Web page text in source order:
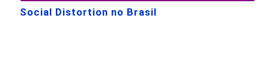
Social Distortion no Brasil